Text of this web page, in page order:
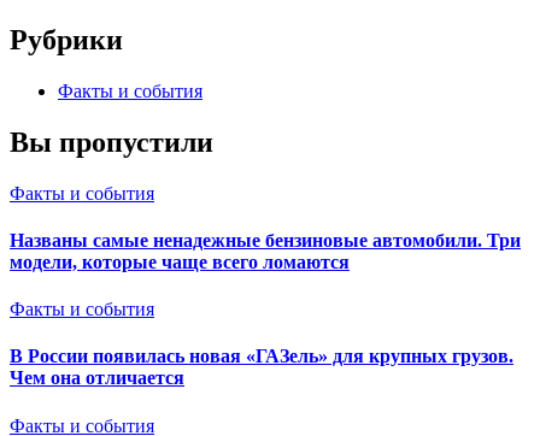
Рубрики
Факты и события
Вы пропустили
Факты и события
Названы самые ненадежные бензиновые автомобили. Три
модели, которые чаще всего ломаются
Факты и события
В России появилась новая «ГАЗель» для крупных грузов.
Чем она отличается
Факты и события